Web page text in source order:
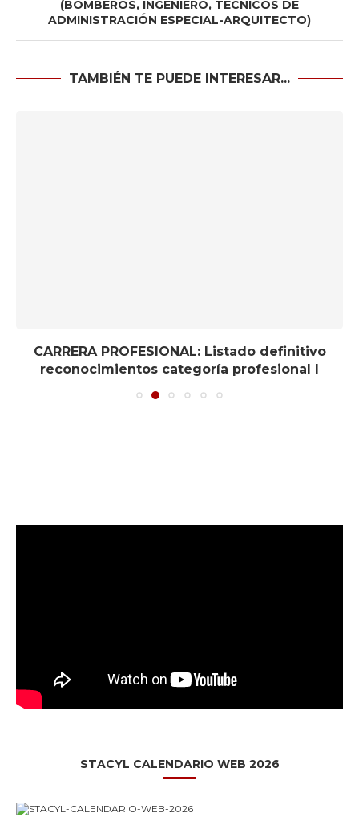
(BOMBEROS, INGENIERO, TÉCNICOS DE
ADMINISTRACIÓN ESPECIAL-ARQUITECTO)
TAMBIÉN TE PUEDE INTERESAR...
CARRERA PROFESIONAL: Listado definitivo
reconocimientos categoría profesional I
STACYL CALENDARIO WEB 2026